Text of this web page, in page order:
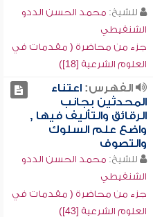
للشيخ: محمد الحسن الددو
الشنقيطي
جزء من محاضرة ( مقدمات في
العلوم الشرعية [18])
الفهرس:اعتناء
المحدثين بجانب
الرقائق والتأليف فيها ,
واضع علم السلوك
والتصوف
للشيخ: محمد الحسن الددو
الشنقيطي
جزء من محاضرة ( مقدمات في
العلوم الشرعية [43])